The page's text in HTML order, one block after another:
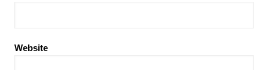
Website